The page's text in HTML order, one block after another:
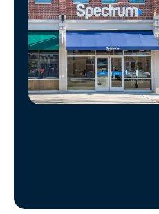
Administrar
cuenta
Encuentra
una
tienda